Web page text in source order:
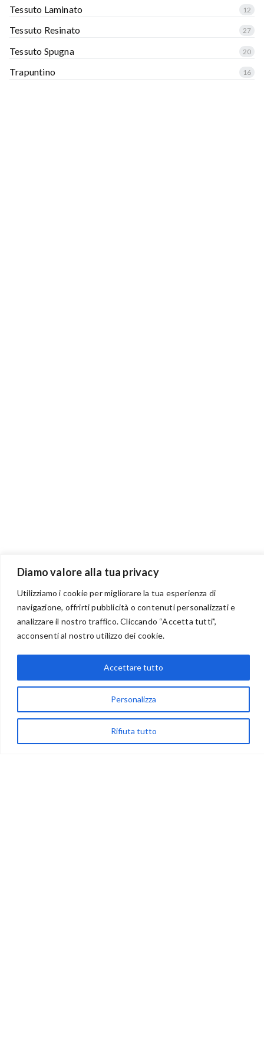
Diamo valore alla tua privacy
Utilizziamo i cookie per migliorare la tua esperienza di
navigazione, offrirti pubblicità o contenuti personalizzati e
analizzare il nostro traffico. Cliccando “Accetta tutti”,
acconsenti al nostro utilizzo dei cookie.
Personalizza
Rifiuta tutto
Accettare tutto
Tessuto Laminato 12
Tessuto Resinato 27
Tessuto Spugna 20
Trapuntino 16
BENVENUTI NEL PORTALE RIVENDITORI
via Acqua delle Noci 12
83024 Monteforte Irpino (AV)
info@ideepercreare.it